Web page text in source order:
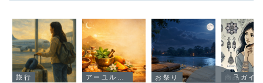
旅行 お祭り 商品ガイ